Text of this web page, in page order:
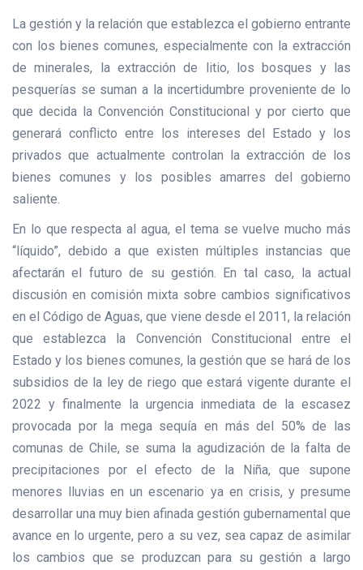
La gestión y la relación que establezca el gobierno entrante
con los bienes comunes, especialmente con la extracción
de minerales, la extracción de litio, los bosques y las
pesquerías se suman a la incertidumbre proveniente de lo
que decida la Convención Constitucional y por cierto que
generará conflicto entre los intereses del Estado y los
privados que actualmente controlan la extracción de los
bienes comunes y los posibles amarres del gobierno
saliente.
En lo que respecta al agua, el tema se vuelve mucho más
“líquido”, debido a que existen múltiples instancias que
afectarán el futuro de su gestión. En tal caso, la actual
discusión en comisión mixta sobre cambios significativos
en el Código de Aguas, que viene desde el 2011, la relación
que establezca la Convención Constitucional entre el
Estado y los bienes comunes, la gestión que se hará de los
subsidios de la ley de riego que estará vigente durante el
2022 y finalmente la urgencia inmediata de la escasez
provocada por la mega sequía en más del 50% de las
comunas de Chile, se suma la agudización de la falta de
precipitaciones por el efecto de la Niña, que supone
menores lluvias en un escenario ya en crisis, y presume
desarrollar una muy bien afinada gestión gubernamental que
avance en lo urgente, pero a su vez, sea capaz de asimilar
los cambios que se produzcan para su gestión a largo